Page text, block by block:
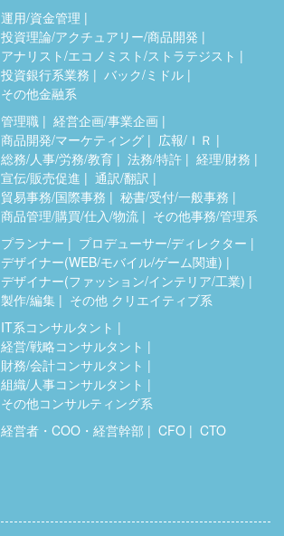
運用/資金管理
投資理論/アクチュアリー/商品開発
アナリスト/エコノミスト/ストラテジスト
投資銀行系業務
バック/ミドル
その他金融系
管理職
経営企画/事業企画
商品開発/マーケティング
広報/ＩＲ
総務/人事/労務/教育
法務/特許
経理/財務
宣伝/販売促進
通訳/翻訳
貿易事務/国際事務
秘書/受付/一般事務
商品管理/購買/仕入/物流
その他事務/管理系
プランナー
プロデューサー/ディレクター
デザイナー(WEB/モバイル/ゲーム関連)
デザイナー(ファッション/インテリア/工業)
製作/編集
その他 クリエイティブ系
IT系コンサルタント
経営/戦略コンサルタント
財務/会計コンサルタント
組織/人事コンサルタント
その他コンサルティング系
経営者・COO・経営幹部 CFO
CTO